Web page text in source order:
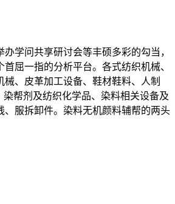
学问共享研讨会等丰硕多彩的勾当，
屈一指的分析平台。各式纺织机械、
、皮革加工设备、鞋材鞋料、人制
帮剂及纺织化学品、染料相关设备及
服拆卸件。染料无机颜料辅帮的两头